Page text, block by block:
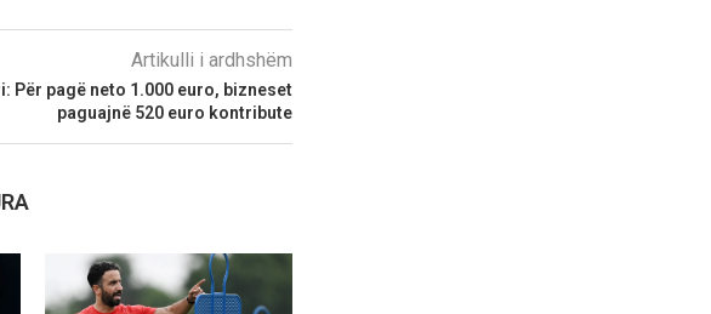
Artikulli i ardhshëm
Për pagë neto 1.000 euro, bizneset
paguajnë 520 euro kontribute